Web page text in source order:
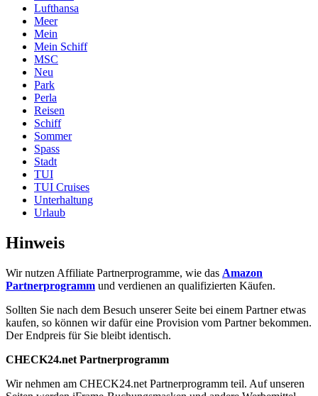
Lufthansa
Meer
Mein
Mein Schiff
MSC
Neu
Park
Perla
Reisen
Schiff
Sommer
Spass
Stadt
TUI
TUI Cruises
Unterhaltung
Urlaub
Hinweis
Wir nutzen Affiliate Partnerprogramme, wie das Amazon
Partnerprogramm und verdienen an qualifizierten Käufen.
Sollten Sie nach dem Besuch unserer Seite bei einem Partner etwas
kaufen, so können wir dafür eine Provision vom Partner bekommen.
Der Endpreis für Sie bleibt identisch.
CHECK24.net Partnerprogramm
Wir nehmen am CHECK24.net Partnerprogramm teil. Auf unseren